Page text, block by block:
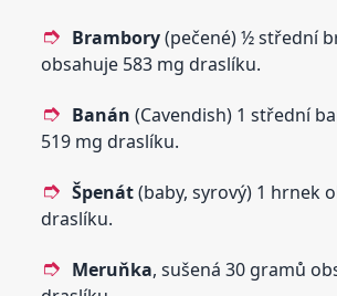
Brambory(pečené) ½ střední
obsahuje 583 mg draslíku.
Banán (Cavendish) 1 střední
519 mg draslíku.
Špenát(baby, syrový) 1 hrnek
draslíku.
Meruňka, sušená 30 gramů